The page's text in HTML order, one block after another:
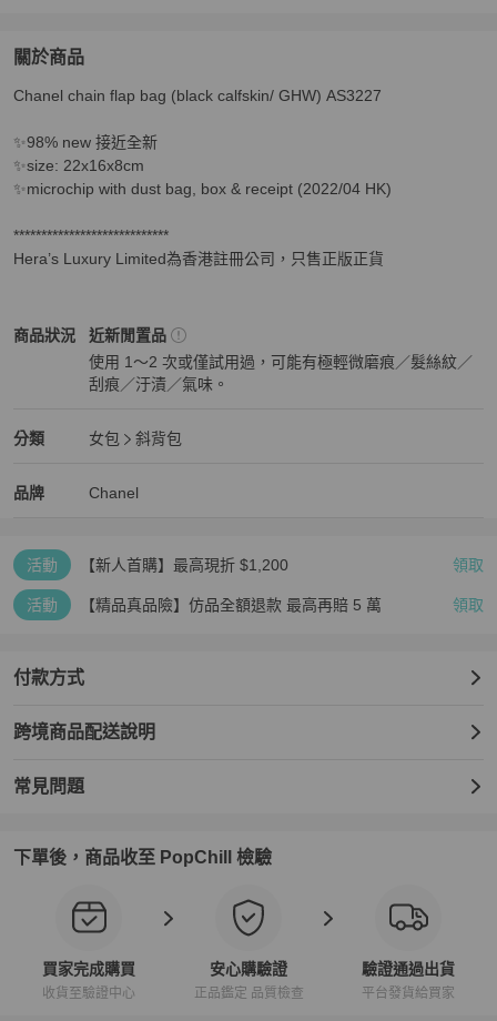
關於商品
關於Chanel 黑金手柄翻蓋包商品詳情與購買須知
Chanel chain flap bag (black calfskin/ GHW) AS3227
✨98% new 接近全新
✨size: 22x16x8cm
✨microchip with dust bag, box & receipt (2022/04 HK)
****************************
Hera’s Luxury Limited為香港註冊公司，只售正版正貨
商品狀況
Chanel女包商品狀態與細節
近新閒置品
使用 1～2 次或僅試用過，可能有極輕微磨痕／髮絲紋／
刮痕／汙漬／氣味。
分類
Chanel 女包分類資訊
女包
斜背包
品牌
Chanel 精品女包品牌介紹
Chanel
Chanel 推薦清單
活動 【新人首購】最高現折 $1,200 領取
活動 【精品真品險】仿品全額退款 最高再賠 5 萬 領取
付款方式
跨境商品配送說明
常見問題
下單後，商品收至 PopChill 檢驗
買家完成購買
收貨至驗證中心
安心購驗證
正品鑑定 品質檢查
驗證通過出貨
平台發貨給買家